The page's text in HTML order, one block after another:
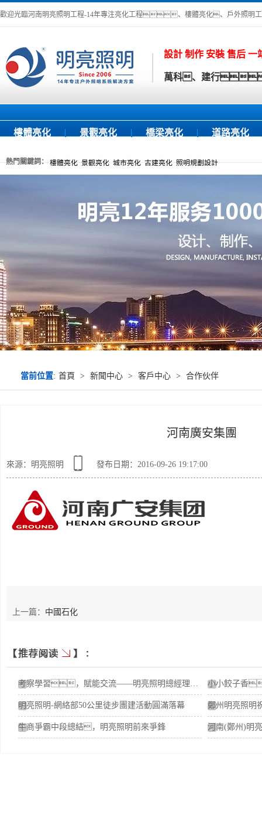
歡迎光臨河南明亮照明工程-14年專注亮化工程、樓體亮化、戶外照明
設計 制作 安裝 售后 一
萬科、建行
樓體亮化 景觀亮化 橋梁亮化 道路亮化
熱門關鍵詞：
當前位置: 首頁 > 新聞中心 > 客戶中心 > 合作伙伴
河南廣安集團
來源：明亮照明 發布日期：2016-09-26 19:17:00
上一篇： 中國石化
考察學習，賦能交流——明亮照明總經理荊明慧蓄勢賦能進行時
明亮照明-網絡部50公里徒步團建活動圓滿落幕
牛商爭霸中段總結，明亮照明前來爭鋒 河南(鄭州)明